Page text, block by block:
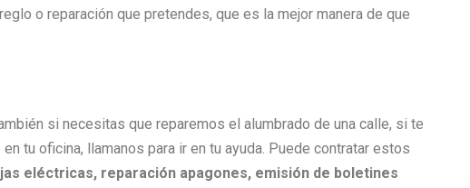
o reparación que pretendes, que es la mejor manera de que
si necesitas que reparemos el alumbrado de una calle, si te
tu oficina, llamanos para ir en tu ayuda. Puede contratar estos
eléctricas, reparación apagones, emisión de boletines